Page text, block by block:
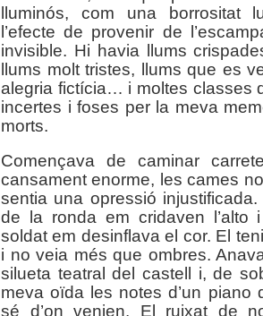
lluminós, com una borrositat
l’efecte de provenir de
invisible. Hi havia llums
llums molt tristes, llums que es
alegria fictícia… i moltes classes
incertes i foses per la meva
morts.
Començava de caminar
cansament enorme, les cames
sentia una opressió
de la ronda em cridaven l’alto
soldat em desinflava el cor. El
i no veia més que ombres.
silueta teatral del castell i, de
meva oïda les notes d’un piano
sé d’on venien. El ruixat de